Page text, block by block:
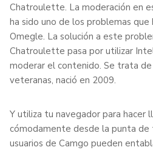
Chatroulette. La moderación en
ha sido uno de los problemas
Omegle. La solución a este
Chatroulette pasa por utilizar
moderar el contenido. Se trata
veteranas, nació en 2009.
Y utiliza tu navegador para hacer
cómodamente desde la punta de
usuarios de Camgo pueden